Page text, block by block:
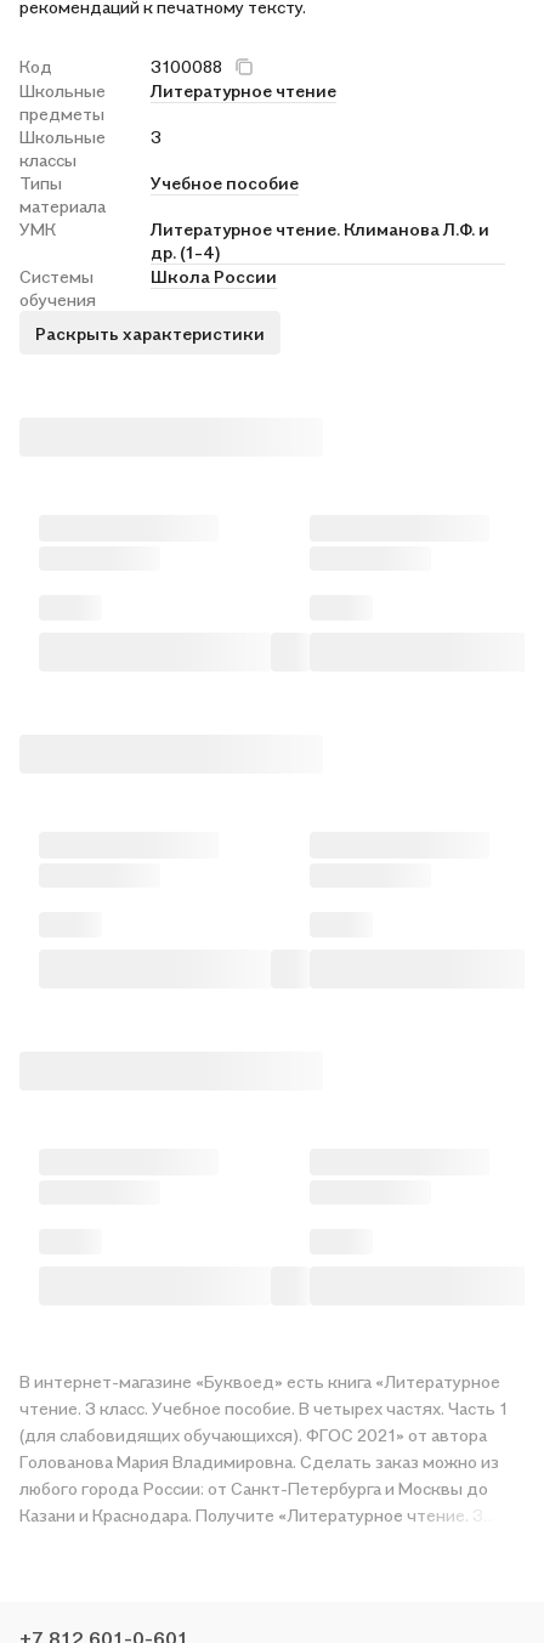
рекомендаций к печатному тексту.
Код
3100088
Школьные
предметы
Литературное чтение
Школьные
классы
3
Типы
материала
Учебное пособие
УМК
Литературное чтение. Климанова Л.Ф. и
др. (1-4)
Системы
обучения
Школа России
Раскрыть характеристики
В интернет-магазине «Буквоед» есть книга «Литературное
чтение. 3 класс. Учебное пособие. В четырех частях. Часть 1
(для слабовидящих обучающихся). ФГОС 2021» от автора
Голованова Мария Владимировна. Сделать заказ можно из
любого города России: от Санкт-Петербурга и Москвы до
Казани и Краснодара. Получите «Литературное чтение. 3
+7 812 601-0-601